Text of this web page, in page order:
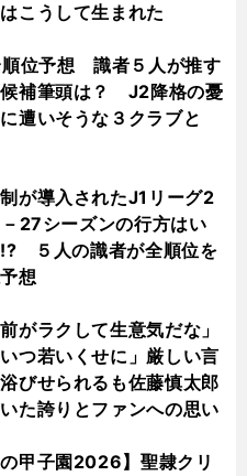
こうして生まれた
位予想 識者５人が推す
補筆頭は？ J2降格の憂
遭いそうな３クラブと
が導入されたJ1リーグ2
27シーズンの行方はい
５人の識者が全順位を
想
前がラクして生意気だな」
いつ若いくせに」厳しい言
びせられるも佐藤慎太郎
た誇りとファンへの思い
の甲子園2026】聖隷クリ